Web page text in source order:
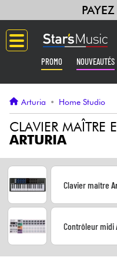
PROMO NOUVEAUTÉS
Guitares & Basses
Claviers & Pianos
Synthés & Sampleurs
Home Studio
Arturia • Home Studio
CLAVIER MAÎTRE
ARTURIA
Clavier maître
Contrôleur midi